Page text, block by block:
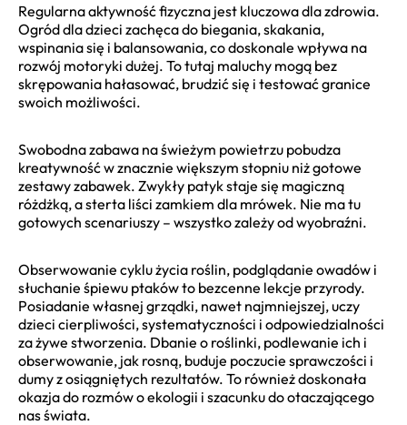
Regularna aktywność fizyczna jest kluczowa dla zdrowia.
Ogród dla dzieci zachęca do biegania, skakania,
wspinania się i balansowania, co doskonale wpływa na
rozwój motoryki dużej. To tutaj maluchy mogą bez
skrępowania hałasować, brudzić się i testować granice
swoich możliwości.
Swobodna zabawa na świeżym powietrzu pobudza
kreatywność w znacznie większym stopniu niż gotowe
zestawy zabawek. Zwykły patyk staje się magiczną
różdżką, a sterta liści zamkiem dla mrówek. Nie ma tu
gotowych scenariuszy – wszystko zależy od wyobraźni.
Obserwowanie cyklu życia roślin, podglądanie owadów i
słuchanie śpiewu ptaków to bezcenne lekcje przyrody.
Posiadanie własnej grządki, nawet najmniejszej, uczy
dzieci cierpliwości, systematyczności i odpowiedzialności
za żywe stworzenia. Dbanie o roślinki, podlewanie ich i
obserwowanie, jak rosną, buduje poczucie sprawczości i
dumy z osiągniętych rezultatów. To również doskonała
okazja do rozmów o ekologii i szacunku do otaczającego
nas świata.